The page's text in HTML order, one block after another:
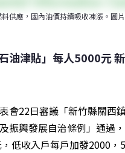
供應，國內油價持續吸收凍漲。圖
油津貼」每人5000元
會22日審議「新竹縣關西
振興發展自治條例」通過
低收入戶每戶加發2000，